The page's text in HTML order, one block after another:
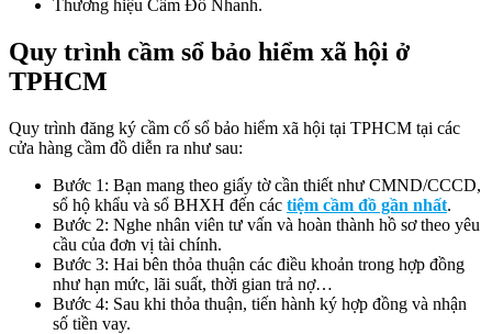
Thương hiệu Cầm Đồ Nhanh.
Quy trình cầm sổ bảo hiểm xã hội ở
TPHCM
Quy trình đăng ký cầm cố sổ bảo hiểm xã hội tại TPHCM tại các
cửa hàng cầm đồ diễn ra như sau:
Bước 1: Bạn mang theo giấy tờ cần thiết như CMND/CCCD,
sổ hộ khẩu và sổ BHXH đến các tiệm cầm đồ gần nhất.
Bước 2: Nghe nhân viên tư vấn và hoàn thành hồ sơ theo yêu
cầu của đơn vị tài chính.
Bước 3: Hai bên thỏa thuận các điều khoản trong hợp đồng
như hạn mức, lãi suất, thời gian trả nợ…
Bước 4: Sau khi thỏa thuận, tiến hành ký hợp đồng và nhận
số tiền vay.